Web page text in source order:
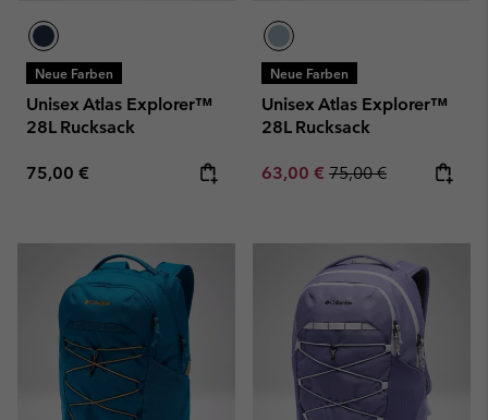
Neue Farben
Unisex Atlas Explorer™
28L Rucksack
Regular price:
75,00 €
Neue Farben
Unisex Atlas Explorer™
28L Rucksack
Sale price:
63,00 € Regular price:
75,00 €